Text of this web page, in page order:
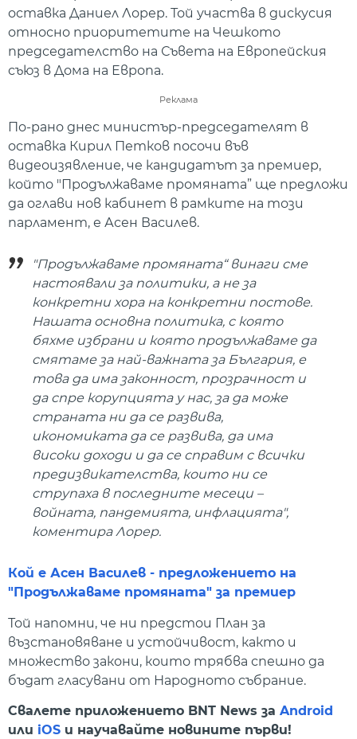
оставка Даниел Лорер. Той участва в дискусия
относно приоритетите на Чешкото
председателство на Съвета на Европейския
съюз в Дома на Европа.
Реклама
По-рано днес министър-председателят в
оставка Кирил Петков посочи във
видеоизявление, че кандидатът за премиер,
който "Продължаваме промяната” ще предложи
да оглави нов кабинет в рамките на този
парламент, е Асен Василев.
"Продължаваме промяната“ винаги сме
настоявали за политики, а не за
конкретни хора на конкретни постове.
Нашата основна политика, с която
бяхме избрани и която продължаваме да
смятаме за най-важната за България, е
това да има законност, прозрачност и
да спре корупцията у нас, за да може
страната ни да се развива,
икономиката да се развива, да има
високи доходи и да се справим с всички
предизвикателства, които ни се
струпаха в последните месеци –
войната, пандемията, инфлацията",
коментира Лорер.
Кой е Асен Василев - предложението на
"Продължаваме промяната" за премиер
Той напомни, че ни предстои План за
възстановяване и устойчивост, както и
множество закони, които трябва спешно да
бъдат гласувани от Народното събрание.
Свалете приложението BNT News за Android
или iOS и научавайте новините първи!